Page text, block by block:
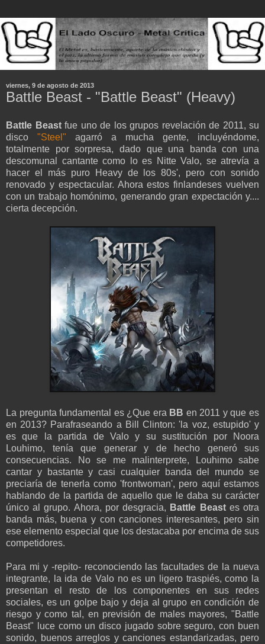
viernes, 9 de agosto de 2013
Battle Beast - "Battle Beast" (Heavy)
Battle Beastfue uno de los grupos revelación de 2011, su
disco "Steel" agarró a mucha gente, incluyéndome,
totalmente por sorpresa, dado que una banda con una
descomunal cantante como lo es Nitte Valo, se atrevía a
hacer el más puro Heavy de los 80s', pero con sonido
renovado y espectacular. Ahora estos finlandeses vuelven
con un trabajo homónimo, generando gran expectación y....
cierta decepción.
La pregunta fundamental es ¿Que era BB en 2011 y que es
en 2013? Parafraseando a Bill Clinton: 'la voz, estupido' y
es que la partida de Valo y su sustitución por Noora
Louhimo, tenía que generar y de hecho generó sus
consecuencias. No se me malinterprete, Louhimo sabe
cantar y bastante y casi cualquier banda del mundo se
preciaría de tenerla como 'frontwoman', pero aquí estamos
hablando de la partida de aquello que le daba su carácter
único al grupo. Ahora, por desgracia, Battle Beastes otra
banda más, buena y con canciones interesantes, pero sin
ese elemento especial que los destacaba por encima de sus
competidores.
Para mi y -repito- reconociendo las facultades de la nueva
integrante, la ida de Valo no es un ligero traspiés, como la
presentan el resto de los componentes en sus redes
sociales, es un golpe bajo y deja al grupo en condición de
riesgo y como tal, en previsión de males mayores, "Battle
Beast" luce como un disco jugado sobre seguro, con buen
sonido, buenos arreglos y canciones estandarizadas, pero